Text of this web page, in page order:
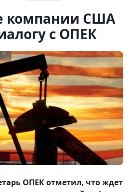
компании США
с ОПЕК
ОПЕК отметил, что ждет